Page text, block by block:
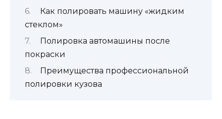
Как полировать машину «жидким
стеклом»
Полировка автомашины после
покраски
Преимущества профессиональной
полировки кузова